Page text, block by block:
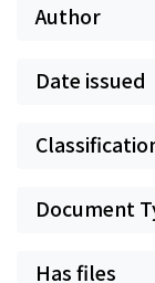
Author
Date issued
Document
Has files